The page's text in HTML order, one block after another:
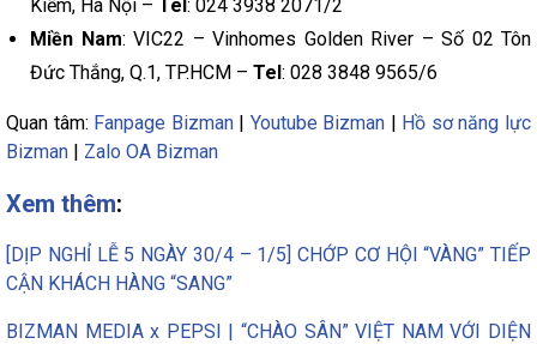
Kiếm, Hà Nội – Tel : 024 3938 2071/2
Miền Nam: VIC22 – Vinhomes Golden River – Số 02 Tôn
Đức Thắng, Q.1, TP.HCM – Tel: 028 3848 9565/6
Quan tâm: Fanpage Bizman| Youtube Bizman | Hồ sơ năng lực
Bizman | Zalo OA Bizman
Xem thêm:
[DỊP NGHỈ LỄ 5 NGÀY 30/4 – 1/5] CHỚP CƠ HỘI “VÀNG” TIẾP
CẬN KHÁCH HÀNG “SANG”
BIZMAN MEDIA x PEPSI | “CHÀO SÂN” VIỆT NAM VỚI DIỆN